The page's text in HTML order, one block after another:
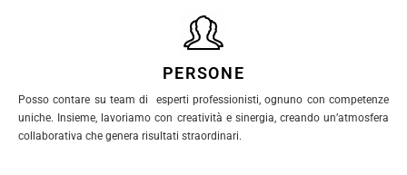
PERSONE
Posso contare su team di esperti professionisti, ognuno con competenze
uniche. Insieme, lavoriamo con creatività e sinergia, creando un’atmosfera
collaborativa che genera risultati straordinari.